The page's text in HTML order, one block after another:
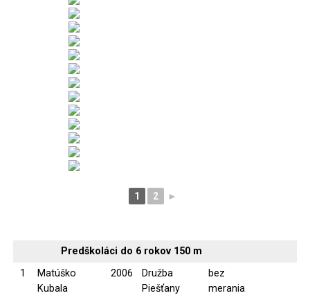
1 2 ►
Predškoláci do 6 rokov 150 m
1
Matúško
Kubala
2006
Družba
Piešťany
bez
merania